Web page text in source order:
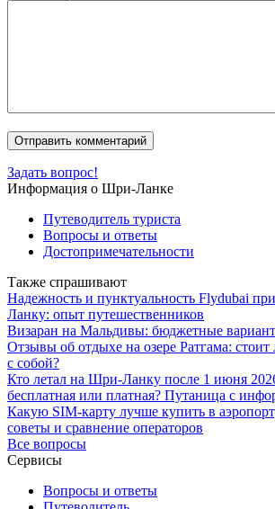
Задать вопрос!
Информация о Шри-Ланке
Путеводитель туриста
Вопросы и ответы
Достопримечательности
Также спрашивают
Надежность и пунктуальность Flydubai
Ланку: опыт путешественников
Визаран на Мальдивы: бюджетные
Отзывы об отдыхе на озере Ратгама: стоит
с собой?
Кто летал на Шри-Ланку после 1 июня
бесплатная или платная? Путаница с
Какую SIM-карту лучше купить в
советы и сравнение операторов
Все вопросы
Сервисы
Вопросы и ответы